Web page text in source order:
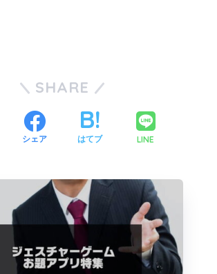
SHARE
シェア はてブ LINE